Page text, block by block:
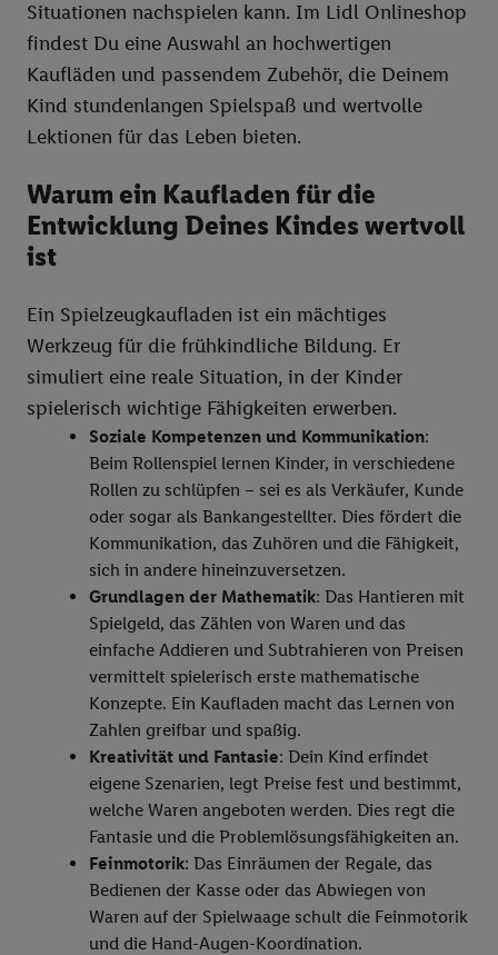
Situationen nachspielen kann. Im Lidl Onlineshop
findest Du eine Auswahl an hochwertigen
Kaufläden und passendem Zubehör, die Deinem
Kind stundenlangen Spielspaß und wertvolle
Lektionen für das Leben bieten.
Warum ein Kaufladen für die
Entwicklung Deines Kindes wertvoll
ist
Ein Spielzeugkaufladen ist ein mächtiges
Werkzeug für die frühkindliche Bildung. Er
simuliert eine reale Situation, in der Kinder
spielerisch wichtige Fähigkeiten erwerben.
Soziale Kompetenzen und Kommunikation:
Beim Rollenspiel lernen Kinder, in verschiedene
Rollen zu schlüpfen – sei es als Verkäufer, Kunde
oder sogar als Bankangestellter. Dies fördert die
Kommunikation, das Zuhören und die Fähigkeit,
sich in andere hineinzuversetzen.
Grundlagen der Mathematik: Das Hantieren mit
Spielgeld, das Zählen von Waren und das
einfache Addieren und Subtrahieren von Preisen
vermittelt spielerisch erste mathematische
Konzepte. Ein Kaufladen macht das Lernen von
Zahlen greifbar und spaßig.
Kreativität und Fantasie: Dein Kind erfindet
eigene Szenarien, legt Preise fest und bestimmt,
welche Waren angeboten werden. Dies regt die
Fantasie und die Problemlösungsfähigkeiten an.
Feinmotorik: Das Einräumen der Regale, das
Bedienen der Kasse oder das Abwiegen von
Waren auf der Spielwaage schult die Feinmotorik
und die Hand-Augen-Koordination.
Standortdaten) auch über verschiedene Endgeräte und Lidl-
Dienste hinweg einschließlich dem Speichern von und/ oder
dem Zugriff auf Informationen auf Ihren Endgeräten zur
Erstellung von Zielgruppen (sogenannten Segmenten). Im
Zusammenhang mit dem Ausspielen dieser Werbung erfolgen
Verarbeitungen auch zur Leistungs-/ Erfolgsmessung der
Angeboten sowie zur technischen Sicherung und Optimierung
dieser Werbeausspielungen.
Sofern Sie hier Ihre Zustimmung dazu erteilen und danach ein
Lidl Plus-Konto erstellen bzw. sich in Ihr bestehendes Lidl
angegebene E-Mail-Adresse von uns in gemeinsamer
Verantwortlichkeit mit einem der oben genannten Partner
verwendet werden, um daraus eine spezielle Online-Kennung
zu erstellen (die sogenannte EUID), die wir sodann ähnlich wie
die sogleich beschriebene Utiq-Kennung verwenden können,
um Sie in von Dritten betriebenen Diensten zu erkennen und
Ihnen personalisierte Werbung auszuspielen. Hierzu wird von
uns und einem der anderen oben genannten Partner auch Ihre
in einen Hashwert umgewandelte E-Mail-Adresse in
gemeinsamer Verantwortlichkeit verarbeitet.
Zudem erlauben Sie uns, der Utiq SA/NV („Utiq“) und
Telekommunikationsnetzbetreiber, die Utiq-Technologie
in den Lidl-Diensten einzusetzen. Utiq prüft zunächst anhand
Ihrer IP-Adresse, ob die Technologie für Sie verfügbar ist.
Wenn das der Fall ist, gibt Utiq Ihre IP-Adresse an Ihren
Netzbetreiber weiter, der anhand der IP-Adresse und einer
Kundenkonto-Referenz, wie z.B. Ihrer Mobilfunknummer, eine
Kennung für Utiq erstellt. Wir werden diese Kennung
verwenden, um Sie wiederzuerkennen und Erkenntnisse über
Ihr Nutzungsverhalten in den Lidl-Diensten zu erfassen.
Insbesondere können Sie mittels dieser Technologie auch auf
Diensten wiedererkannt werden, die von Dritten betrieben
werden, damit wir Ihnen dort personalisierte Werbung
ausspielen können. Sie können Ihre Einwilligung speziell zur